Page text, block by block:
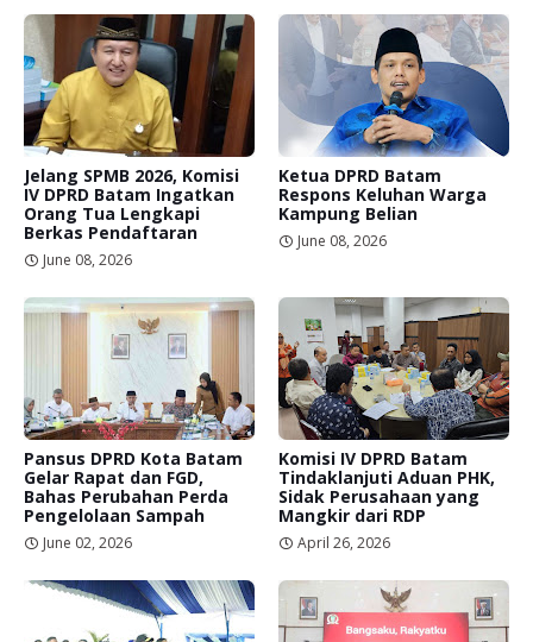
Jelang SPMB 2026, Komisi
IV DPRD Batam Ingatkan
Orang Tua Lengkapi
Berkas Pendaftaran
June 08, 2026
Ketua DPRD Batam
Respons Keluhan Warga
Kampung Belian
June 08, 2026
Pansus DPRD Kota Batam
Gelar Rapat dan FGD,
Bahas Perubahan Perda
Pengelolaan Sampah
June 02, 2026
Komisi IV DPRD Batam
Tindaklanjuti Aduan PHK,
Sidak Perusahaan yang
Mangkir dari RDP
April 26, 2026